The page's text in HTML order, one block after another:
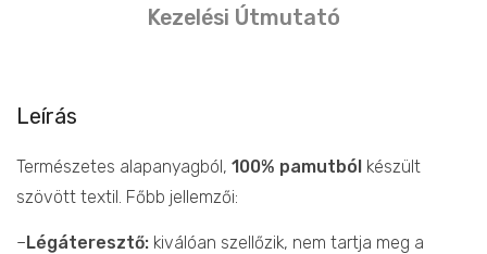
Kezelési Útmutató
Leírás
Természetes alapanyagból, 100% pamutból készült
szövött textil. Főbb jellemzői:
–Légáteresztő: kiválóan szellőzik, nem tartja meg a